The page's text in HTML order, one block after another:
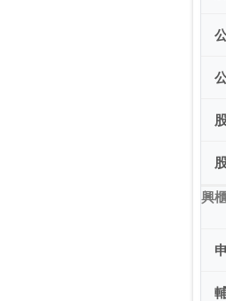
興